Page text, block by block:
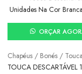
ORÇAR
Chapéus / Bonés /
TOUCA DESCARTÁVEL